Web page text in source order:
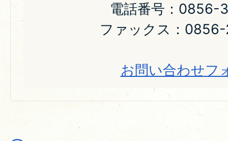
電話番号：0856-
ファックス：
お問い合わせフ